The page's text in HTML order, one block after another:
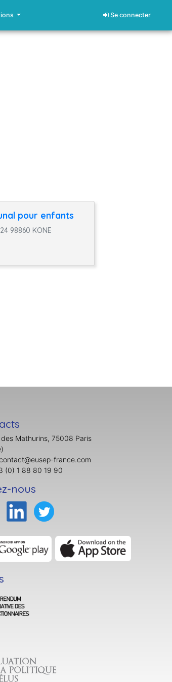
Se connecter
pour enfants
98860 KONE
des Mathurins, 75008 Paris
france.com
(0) 1 88 80 19 90
nous